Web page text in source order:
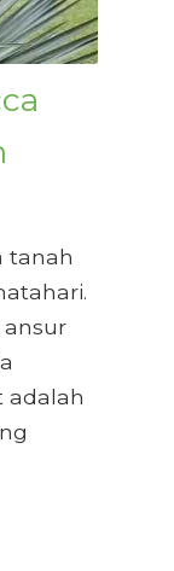
tanah
adalah